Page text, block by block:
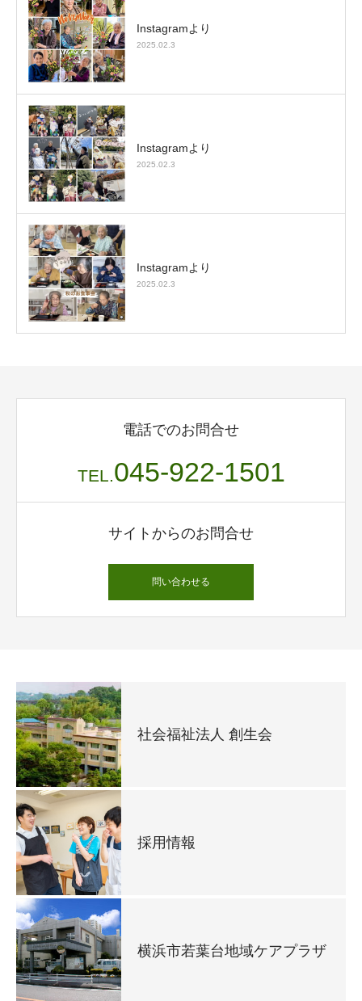
Instagramより
2025.02.3
Instagramより
2025.02.3
Instagramより
2025.02.3
電話でのお問合せ
TEL.045-922-1501
サイトからのお問合せ
問い合わせる
社会福祉法人 創生会
採用情報
横浜市若葉台地域ケアプラザ